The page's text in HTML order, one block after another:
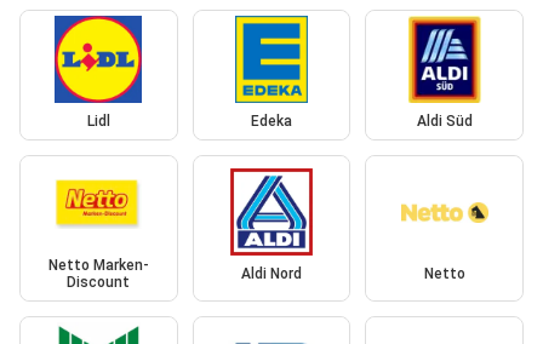
Lidl Edeka Aldi Süd
Netto Marken-
Discount
Aldi Nord Netto